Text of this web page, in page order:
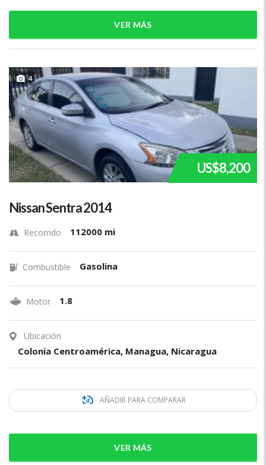
VER MÁS
4
US$8,200
Nissan Sentra 2014
Recorrido 112000 mi
Combustible Gasolina
Motor 1.8
Ubicación
Colonia Centroamérica, Managua, Nicaragua
AÑADIR PARA COMPARAR
VER MÁS